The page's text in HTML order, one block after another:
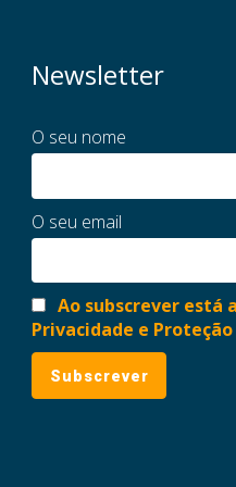
Newsletter
O seu nome
O seu email
Ao subscrever está
Privacidade e Proteção